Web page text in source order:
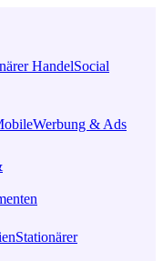
HandelSocial
Werbung & Ads
Stationärer